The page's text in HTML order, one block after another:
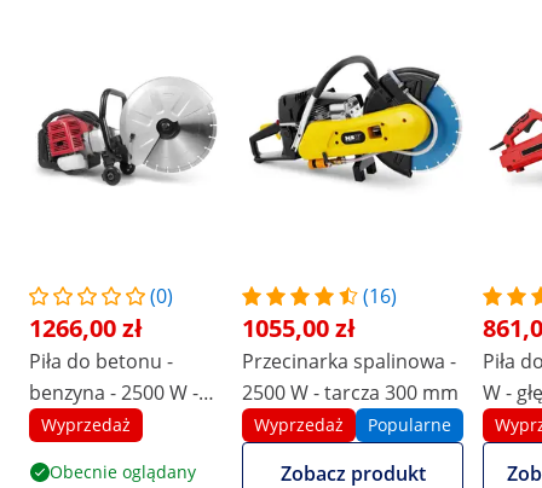
(0)
1266,00 zł
Piła do betonu -
benzyna - 2500 W -
głębokość cięcia 120
Wyprzedaż
Obecnie oglądany
(16)
1055,00 zł
Przecinarka spalinowa -
2500 W - tarcza 300 mm
Wyprzedaż Popularne
Zobacz produkt
Piła
W -
155